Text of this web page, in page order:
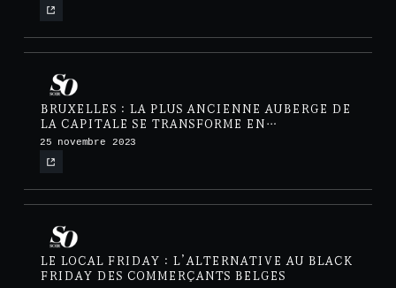
BRUXELLES : LA PLUS ANCIENNE AUBERGE DE
LA CAPITALE SE TRANSFORME EN
RESTAURANT CONFIDENTIEL
25 novembre 2023
LE LOCAL FRIDAY : L’ALTERNATIVE AU BLACK
FRIDAY DES COMMERÇANTS BELGES